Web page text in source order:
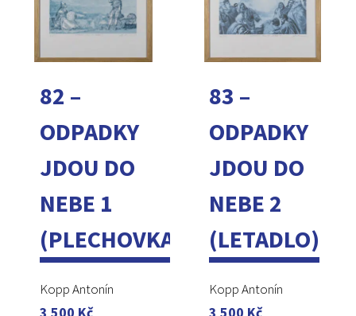
82 –
ODPADKY
JDOU DO
NEBE 1
(PLECHOVKA)
Kopp Antonín
3 500 Kč
83 –
ODPADKY
JDOU DO
NEBE 2
(LETADLO)
Kopp Antonín
3 500 Kč